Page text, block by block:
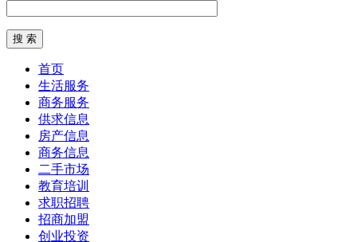
首页
生活服务
商务服务
供求信息
房产信息
商务信息
二手市场
教育培训
求职招聘
招商加盟
创业投资